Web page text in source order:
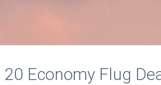
20 Economy Flug